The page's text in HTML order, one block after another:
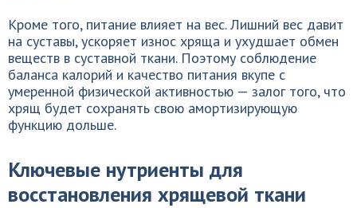
Кроме того, питание влияет на вес. Лишний вес давит
на суставы, ускоряет износ хряща и ухудшает обмен
веществ в суставной ткани. Поэтому соблюдение
баланса калорий и качество питания вкупе с
умеренной физической активностью — залог того, что
хрящ будет сохранять свою амортизирующую
функцию дольше.
Ключевые нутриенты для
восстановления хрящевой ткани